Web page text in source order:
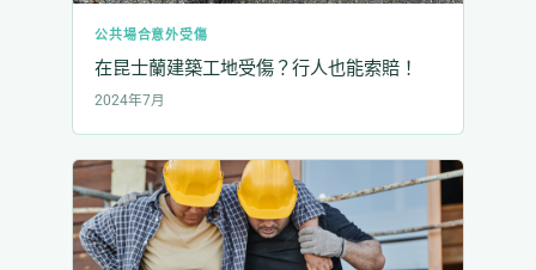
公共場合意外受傷
在昆士蘭建築工地受傷？行人也能索賠！
2024年7月